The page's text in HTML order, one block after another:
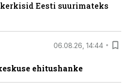
Eesti suurimateks
06.08.26, 14:44
ehitushanke